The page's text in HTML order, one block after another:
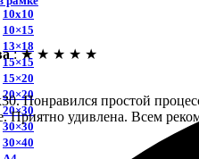
10х10
10×15
13×18
15×15
15×20
20×20
20×30
30×30
30×40
: ★ ★ ★ ★ ★
Понравился простой
Приятно удивлена. Всем